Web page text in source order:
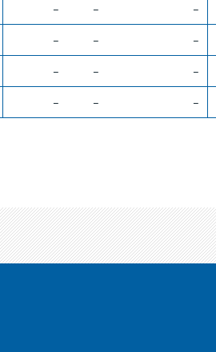
– – –
– – –
– – –
– – –